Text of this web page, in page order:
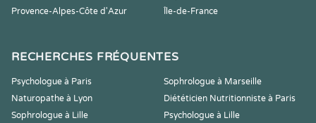
Provence-Alpes-Côte d'Azur
Île-de-France
RECHERCHES FRÉQUENTES
Psychologue à Paris
Sophrologue à Marseille
Naturopathe à Lyon
Diététicien Nutritionniste à Paris
Sophrologue à Lille
Psychologue à Lille